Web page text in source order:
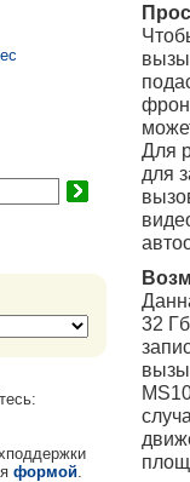
формой
Для
для
32